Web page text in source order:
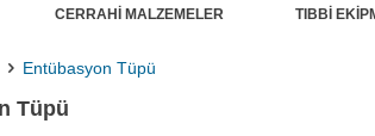
CERRAHİ MALZEMELER TIBBİ
Entübasyon Tüpü
Tüpü